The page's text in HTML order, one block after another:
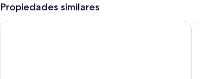
Alquiler de bicicletas, áreas para no fumadores y un área de parrillas
Características de las habitaciones
Propiedades similares
Holiday Club Ähtäri Cottages